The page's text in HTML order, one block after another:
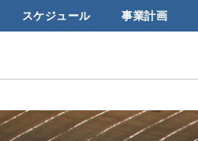
スケジュール 事業計画